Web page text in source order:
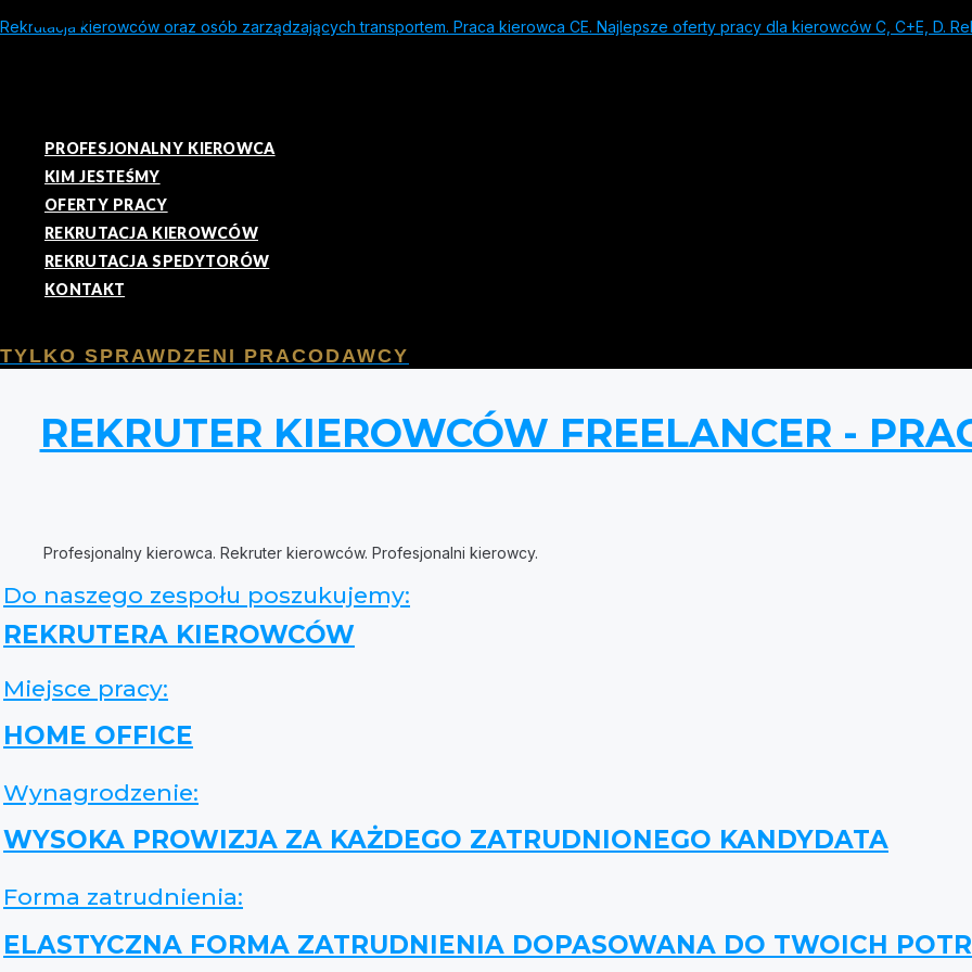
Rekrutacja kierowców oraz osób zarządzających transportem. Praca kierowca CE. Najlepsze oferty pracy dla kierowców C, C+E, D.
PROFESJONALNY KIEROWCA
KIM JESTEŚMY
OFERTY PRACY
REKRUTACJA KIEROWCÓW
REKRUTACJA SPEDYTORÓW
KONTAKT
TYLKO SPRAWDZENI PRACODAWCY
REKRUTER KIEROWCÓW FREELANCER -
Profesjonalny kierowca. Rekruter kierowców. Profesjonalni kierowcy.
Do naszego zespołu poszukujemy:
REKRUTERA KIEROWCÓW
Miejsce pracy:
HOME OFFICE
Wynagrodzenie:
WYSOKA PROWIZJA ZA KAŻDEGO ZATRUDNIONEGO KANDYDATA
Forma zatrudnienia:
ELASTYCZNA FORMA ZATRUDNIENIA DOPASOWANA DO TWOICH